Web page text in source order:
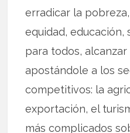
erradicar la
equidad, educación,
para todos,
apostándole a los
competitivos: la
exportación, el
más complicados